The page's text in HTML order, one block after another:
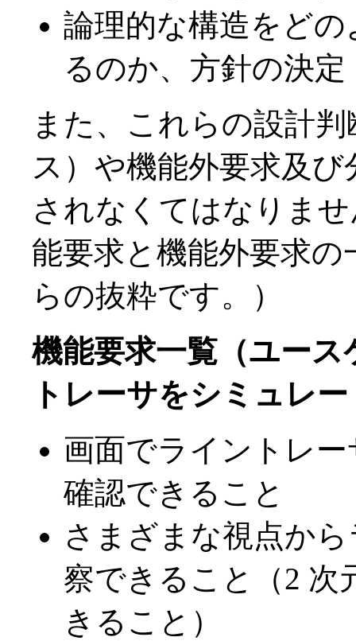
論理的な構造をど
るのか、方針の決定
また、これらの設計
ス）や機能外要求及
されなくてはなりま
能要求と機能外要求
らの抜粋です。）
機能要求一覧（ユー
トレーサをシミュレ
画面でライントレ
確認できること
さまざまな視点か
察できること（2 次
きること）